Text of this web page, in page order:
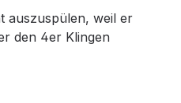
auszuspülen, weil er
den 4er Klingen